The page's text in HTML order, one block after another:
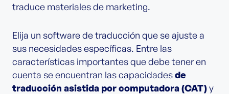
traduce materiales de marketing.
Elija un software de traducción que se ajuste a
sus necesidades específicas. Entre las
características importantes que debe tener en
cuenta se encuentran las capacidadesde
traducción asistida por computadora (CAT)y